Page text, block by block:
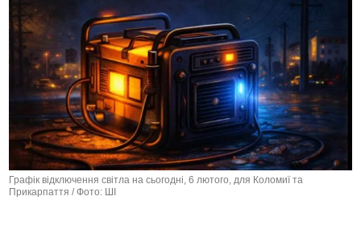
Графік відключення світла на сьогодні, 6 лютого, для Коломиї та
Прикарпаття / Фото: ШІ